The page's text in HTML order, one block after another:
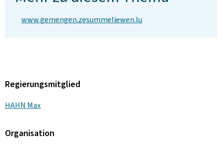
www.gemengen.zesummeliewen.lu
Regierungsmitglied
HAHN Max
Organisation